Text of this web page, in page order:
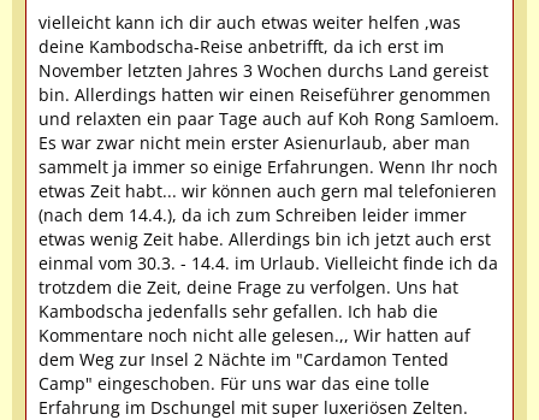
vielleicht kann ich dir auch etwas weiter helfen ,was
deine Kambodscha-Reise anbetrifft, da ich erst im
November letzten Jahres 3 Wochen durchs Land gereist
bin. Allerdings hatten wir einen Reiseführer genommen
und relaxten ein paar Tage auch auf Koh Rong Samloem.
Es war zwar nicht mein erster Asienurlaub, aber man
sammelt ja immer so einige Erfahrungen. Wenn Ihr noch
etwas Zeit habt... wir können auch gern mal telefonieren
(nach dem 14.4.), da ich zum Schreiben leider immer
etwas wenig Zeit habe. Allerdings bin ich jetzt auch erst
einmal vom 30.3. - 14.4. im Urlaub. Vielleicht finde ich da
trotzdem die Zeit, deine Frage zu verfolgen. Uns hat
Kambodscha jedenfalls sehr gefallen. Ich hab die
Kommentare noch nicht alle gelesen.,, Wir hatten auf
dem Weg zur Insel 2 Nächte im "Cardamon Tented
Camp" eingeschoben. Für uns war das eine tolle
Erfahrung im Dschungel mit super luxeriösen Zelten.